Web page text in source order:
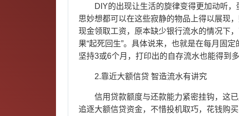
DIY的出现让生活的旋律变得更加动听，
思妙想都可以在这些寂静的物品上得以展现
现金领取工资，原本缺少银行流水的情况下
果“起死回生”。具体说来，也就是在每月固
坚持3或6个月，打印出的自存流水也能得到
2.靠近大额信贷 智造流水有讲究
信用贷款额度与还款能力紧密挂钩，这已
追逐大额信贷资金，不惜投机取巧，花钱购